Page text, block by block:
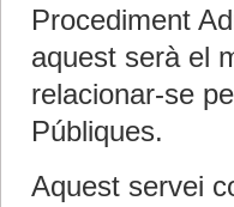
Procediment
aquest serà el
relacionar-se
Públiques.
Aquest servei